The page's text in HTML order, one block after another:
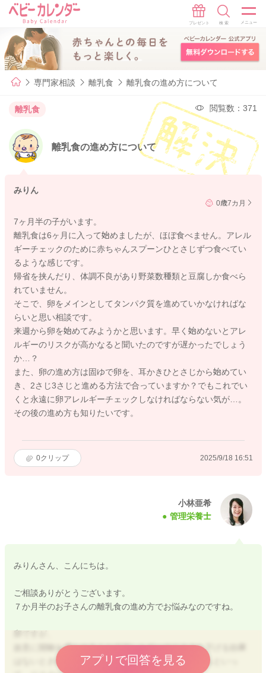
専門家相談 離乳食 離乳食の進め方について
離乳食 閲覧数：371
離乳食の進め方について
みりん
0歳7カ月
7ヶ月半の子がいます。
離乳食は6ヶ月に入って始めましたが、ほぼ食べません。アレル
ギーチェックのために赤ちゃんスプーンひとさじずつ食べてい
るような感じです。
帰省を挟んだり、体調不良があり野菜数種類と豆腐しか食べら
れていません。
そこで、卵をメインとしてタンパク質を進めていかなければな
らいと思い相談です。
来週から卵を始めてみようかと思います。早く始めないとアレ
ルギーのリスクが高かなると聞いたのですが遅かったでしょう
か…？
また、卵の進め方は固ゆで卵を、耳かきひとさじから始めてい
き、2さじ3さじと進める方法で合っていますか？でもこれでい
くと永遠に卵アレルギーチェックしなければならない気が…。
その後の進め方も知りたいです。
0クリップ 2025/9/18 16:51
小林亜希
管理栄養士
みりんさん、こんにちは。
ご相談ありがとうございます。
７か月半のお子さんの離乳食の進め方でお悩みなのですね。
故意に開始を遅らせることでアレルギーのリスクを下げる効果
はないとされていますが、開始時期が遅くなったからといっ
アプリで回答を見る